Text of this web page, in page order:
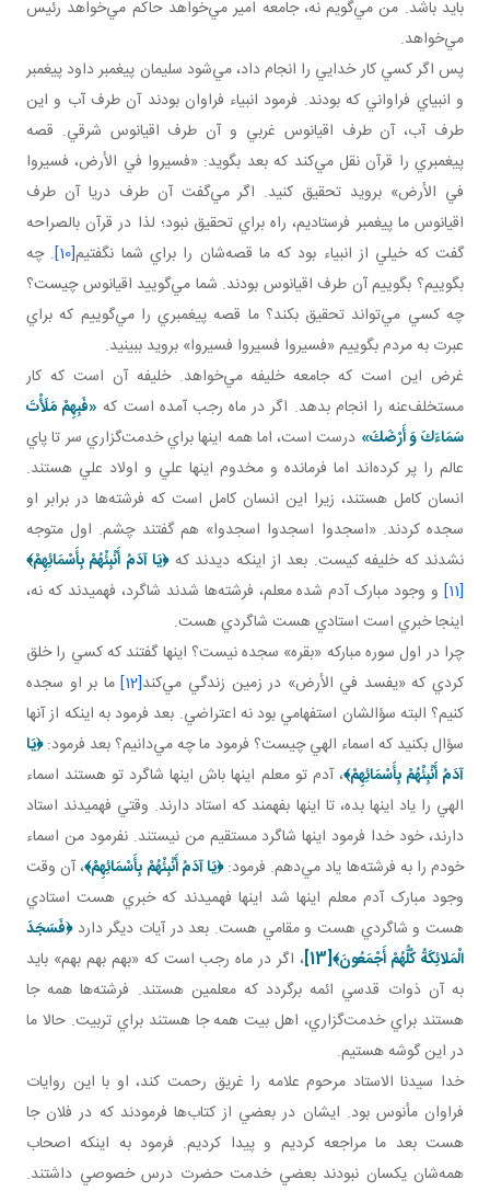
بايد باشد. من مي‌گويم نه، جامعه امير مي‌خواهد حاکم مي‌خواهد رئيس
مي‌خواهد.
پس اگر کسي کار خدايي را انجام داد، مي‌شود سليمان پيغمبر داود پيغمبر
و انبياي فراواني که بودند. فرمود انبياء فراوان بودند آن طرف آب و اين
طرف آب، آن طرف اقيانوس غربي و آن طرف اقيانوس شرقي. قصه
پيغمبري را قرآن نقل مي‌کند که بعد بگويد: «فسيروا في الأرض، فسيروا
في الأرض» برويد تحقيق کنيد. اگر مي‌گفت آن طرف دريا آن طرف
اقيانوس ما پيغمبر فرستاديم، راه براي تحقيق نبود؛ لذا در قرآن بالصراحه
گفت که خيلي از انبياء بود که ما قصه‌شان را براي شما نگفتيم[10]
. چه
بگوييم؟ بگوييم آن طرف اقيانوس بودند. شما مي‌گوييد اقيانوس چيست؟
چه کسي مي‌تواند تحقيق بکند؟ ما قصه پيغمبري را مي‌گوييم که براي
عبرت به مردم بگوييم «فسيروا فسيروا فسيروا» برويد ببينيد.
غرض اين است که جامعه خليفه مي‌خواهد. خليفه آن است که کار
مستخلف‌عنه را انجام بدهد. اگر در ماه رجب آمده است که «فَبِهِمْ مَلَأْتَ
سَمَاءَكَ وَ أَرْضَكَ» درست است، اما همه اينها براي خدمت‌گزاري سر تا پاي
عالم را پر کرده‌اند اما فرمانده و مخدوم اينها علي و اولاد علي هستند.
انسان کامل‌ هستند، زيرا اين انسان کامل است که فرشته‌ها در برابر او
سجده کردند. «اسجدوا اسجدوا اسجدوا» هم گفتند چشم. اول متوجه
نشدند که خليفه کيست. بعد از اينکه ديدند که﴿يَا آدَمُ أَنْبِئْهُمْ بِأَسْمَائِهِمْ﴾
[11]
و وجود مبارک آدم شده معلم، فرشته‌ها شدند شاگرد، فهميدند که نه،
اينجا خبري است استادي هست شاگردي هست.
چرا در اول سوره مبارکه «بقره» سجده نيست؟ اينها گفتند که کسي را خلق
کردي که «يفسد في الأرض» در زمين زندگي مي‌کند[12]
ما بر او سجده
کنيم؟ البته سؤالشان استفهامي بود نه اعتراضي. بعد فرمود به اينکه از آنها
سؤال بکنيد که اسماء الهي چيست؟ فرمود ما چه مي‌دانيم؟ بعد فرمود:﴿يَا
آدَمُ أَنْبِئْهُمْ بِأَسْمَائِهِمْ﴾، آدم تو معلم اينها باش اينها شاگرد تو هستند اسماء
الهي را ياد اينها بده، تا اينها بفهمند که استاد دارند. وقتي فهميدند استاد
دارند، خود خدا فرمود اينها شاگرد مستقيم من نيستند. نفرمود من اسماء
خودم را به فرشته‌ها ياد مي‌دهم. فرمود:﴿يَا آدَمُ أَنْبِئْهُمْ بِأَسْمَائِهِمْ﴾، آن وقت
وجود مبارک آدم معلم اينها شد اينها فهميدند که خبري هست استادي
هست و شاگردي هست و مقامي هست. بعد در آيات ديگر دارد﴿فَسَجَدَ
الْمَلائِكَةُ كُلُّهُمْ أَجْمَعُونَ﴾[13]
، اگر در ماه رجب است که «بهم بهم بهم» بايد
به آن ذوات قدسي ائمه برگردد که معلمين هستند. فرشته‌ها همه جا
هستند براي خدمت‌گزاري، اهل بيت همه جا هستند براي تربيت. حالا ما
در اين گوشه هستيم.
خدا سيدنا الاستاد مرحوم علامه را غريق رحمت کند، او با اين روايات
فراوان مأنوس بود. ايشان در بعضي از کتاب‌ها فرمودند که در فلان جا
هست بعد ما مراجعه کرديم و پيدا کرديم. فرمود به اينکه اصحاب
همه‌شان يکسان نبودند بعضي خدمت حضرت درس خصوصي داشتند.